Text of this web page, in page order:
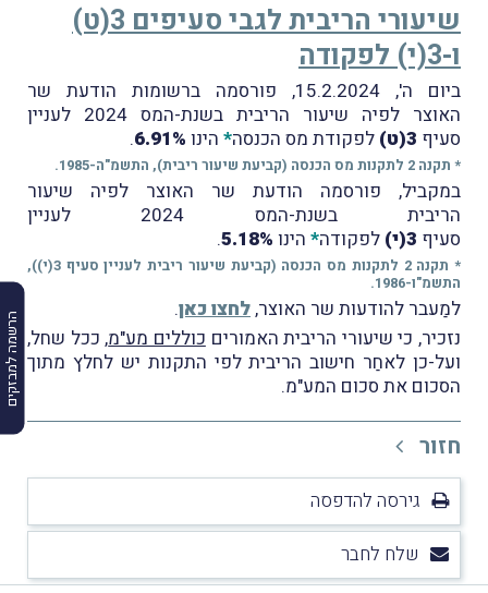
הרשמה למבזקים
שיעורי הריבית לגבי סעיפים 3(ט)
ו-3(י) לפקודה
ביום ה', 15.2.2024, פורסמה ברשומות הודעת שר
האוצר לפיה שיעור הריבית בשנת-המס 2024 לעניין
סעיף 3(ט) לפקודת מס הכנסה* הינו 6.91%
.
* תקנה 2 לתקנות מס הכנסה (קביעת שיעור ריבית), התשמ"ה-1985.
במקביל, פורסמה הודעת שר האוצר לפיה שיעור
הריבית בשנת-המס 2024 לעניין
סעיף 3(י) לפקודה* הינו 5.18%
.
* תקנה 2 לתקנות מס הכנסה (קביעת שיעור ריבית לעניין סעיף 3(י)),
התשמ"ו-1986.
למַעבר להודעות שר האוצר,לחצו כאן.
נזכיר, כי שיעורי הריבית האמוריםכוללים מע"מ, ככל שחל,
ועל-כן לאחַר חישוב הריבית לפי התקנות יש לחלץ מתוך
הסכום את סכום המע"מ.
חזור
גירסה להדפסה
שלח לחבר